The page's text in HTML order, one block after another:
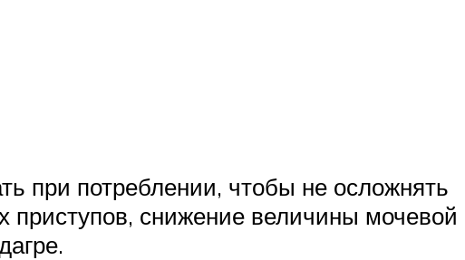
при потреблении, чтобы не осложнять
приступов, снижение величины мочевой